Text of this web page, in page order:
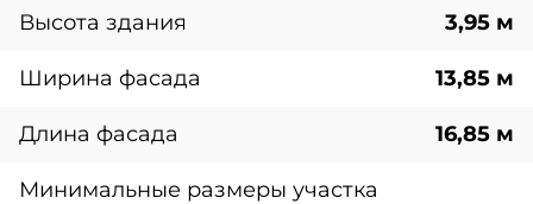
Высота здания 3,95 м
Ширина фасада 13,85 м
Длина фасада 16,85 м
Минимальные размеры участка